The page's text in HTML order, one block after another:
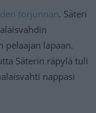
torjunnan. Säteri
lapaan.
Säterin räpylä tuli
nappasi